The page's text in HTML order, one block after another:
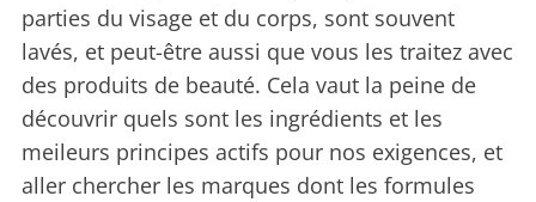
parties du visage et du corps, sont souvent
lavés, et peut-être aussi que vous les traitez avec
des produits de beauté. Cela vaut la peine de
découvrir quels sont les ingrédients et les
meileurs principes actifs pour nos exigences, et
aller chercher les marques dont les formules